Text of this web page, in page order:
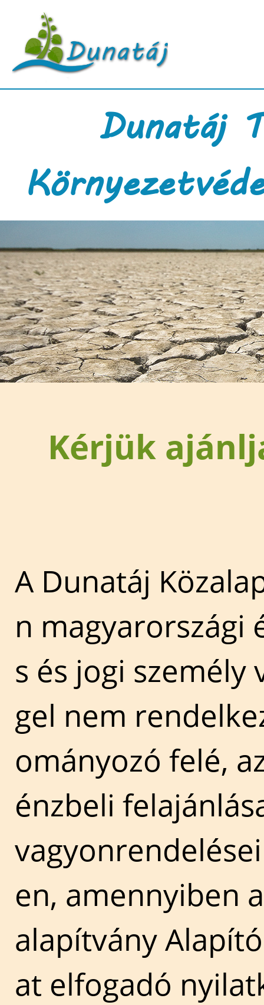
Dunatáj
Kérjük
A Dunatáj
n magyarországi
s és jogi személy
gel nem
ományozó felé,
énzbeli
en, amennyiben
alapítvány
at elfogadó